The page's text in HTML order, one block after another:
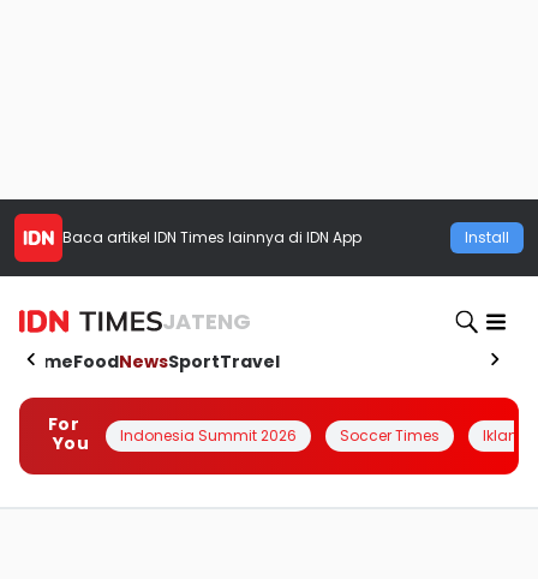
Baca artikel IDN Times lainnya di IDN App Install
JATENG
HomeFoodNewsSportTravel
For
You
Indonesia Summit 2026 Soccer Times Iklanin